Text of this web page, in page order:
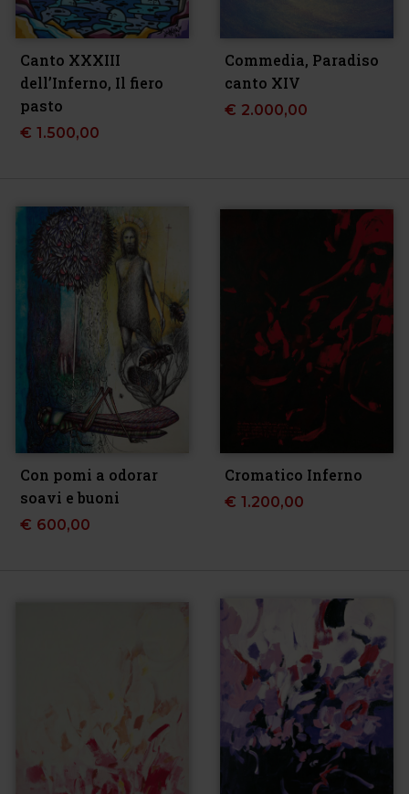
Canto XXXIII
dell’Inferno, Il fiero
pasto
€ 1.500,00
Commedia, Paradiso
canto XIV
€ 2.000,00
Con pomi a odorar
soavi e buoni
€ 600,00
Cromatico Inferno
€ 1.200,00